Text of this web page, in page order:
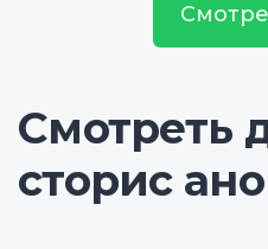
Смотреть
сторис